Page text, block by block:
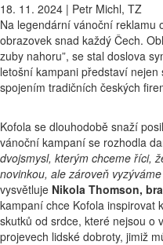
18. 11. 2024 | Petr Michl, TZ
Na legendární vánoční reklamu
obrazovek snad každý Čech.
zuby nahoru”, se stal doslova
letošní kampani představí
spojením tradičních českých
Kofola se dlouhodobě snaží
vánoční kampaní se rozhodla
dvojsmysl, kterým chceme říci,
novinkou, ale zároveň
vysvětluje Nikola Thomson,
kampaní chce Kofola inspirovat
skutků od srdce, které nejsou o
projevech lidské dobroty, jimiž